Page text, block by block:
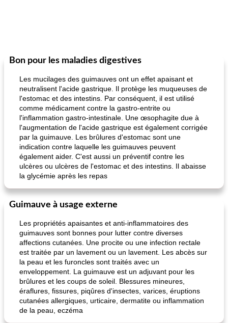
Bon pour les maladies digestives
Les mucilages des guimauves ont un effet apaisant et
neutralisent l'acide gastrique. Il protège les muqueuses de
l'estomac et des intestins. Par conséquent, il est utilisé
comme médicament contre la gastro-entrite ou
l'inflammation gastro-intestinale. Une œsophagite due à
l'augmentation de l'acide gastrique est également corrigée
par la guimauve. Les brûlures d'estomac sont une
indication contre laquelle les guimauves peuvent
également aider. C'est aussi un préventif contre les
ulcères ou ulcères de l'estomac et des intestins. Il abaisse
la glycémie après les repas
Guimauve à usage externe
Les propriétés apaisantes et anti-inflammatoires des
guimauves sont bonnes pour lutter contre diverses
affections cutanées. Une procite ou une infection rectale
est traitée par un lavement ou un lavement. Les abcès sur
la peau et les furoncles sont traités avec un
enveloppement. La guimauve est un adjuvant pour les
brûlures et les coups de soleil. Blessures mineures,
éraflures, fissures, piqûres d'insectes, varices, éruptions
cutanées allergiques, urticaire, dermatite ou inflammation
de la peau, eczéma